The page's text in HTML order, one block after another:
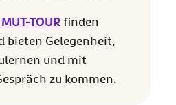
TOURfinden
bieten Gelegenheit,
und mit
zu kommen.